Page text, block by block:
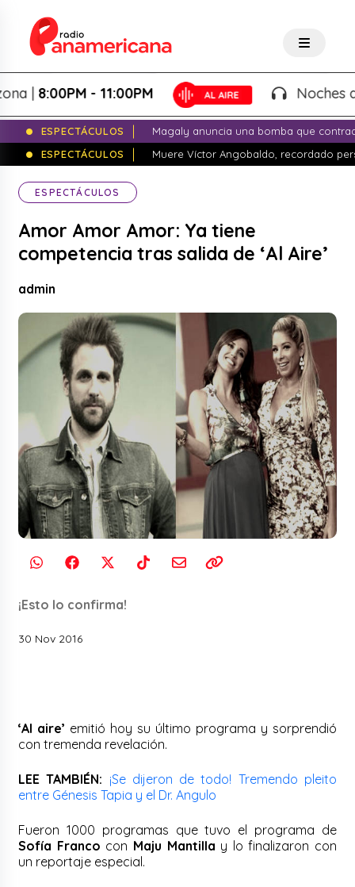
8:00PM - 11:00PM Noches de
ESPECTÁCULOS
Magaly anuncia una bomba que
ESPECTÁCULOS
Muere Víctor Angobaldo, recordado
ESPECTÁCULOS
Amor Amor Amor: Ya tiene
competencia tras salida de ‘Al Aire’
admin
¡Esto lo confirma!
30 Nov 2016
‘Al aire’ emitió hoy su último programa y sorprendió
con tremenda revelación.
LEE TAMBIÉN: ¡Se dijeron de todo! Tremendo pleito
entre Génesis Tapia y el Dr. Angulo
Fueron 1000 programas que tuvo el programa de
Sofía Franco con Maju Mantilla y lo finalizaron con
un reportaje especial.